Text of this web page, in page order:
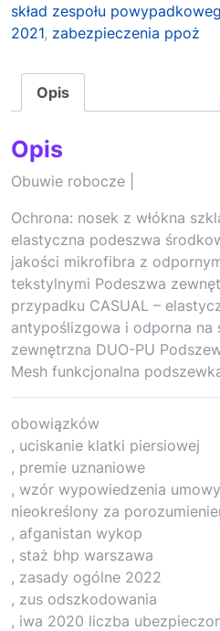
skład zespołu
2021, zabezpieczenia ppoż
Opis
Opis
Obuwie robocze |
Ochrona: nosek z włókna
elastyczna podeszwa
jakości mikrofibra z
tekstylnymi Podeszwa
przypadku CASUAL –
antypoślizgowa i odporna na
zewnętrzna DUO-PU
Mesh funkcjonalna
obowiązków
, uciskanie klatki piersiowej
, premie uznaniowe
, wzór wypowiedzenia
nieokreślony za
, afganistan wykop
, staż bhp warszawa
, zasady ogólne 2022
, zus odszkodowania
, iwa 2020 liczba